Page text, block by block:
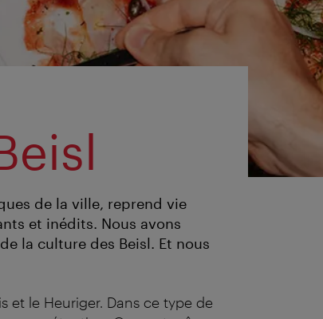
de la ville, reprend vie
et inédits. Nous avons
la culture des Beisl. Et nous
et le Heuriger. Dans ce type de